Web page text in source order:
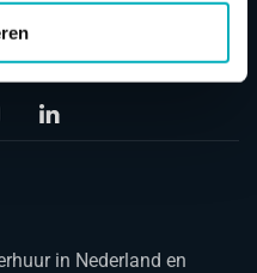
in Nederland en